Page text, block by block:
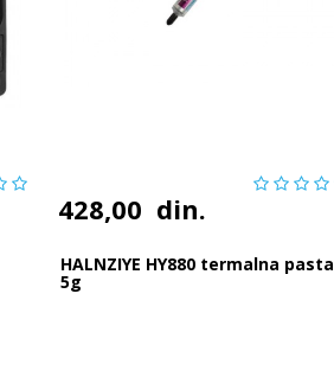
428,00 din.
HALNZIYE HY880 termalna pasta
5g